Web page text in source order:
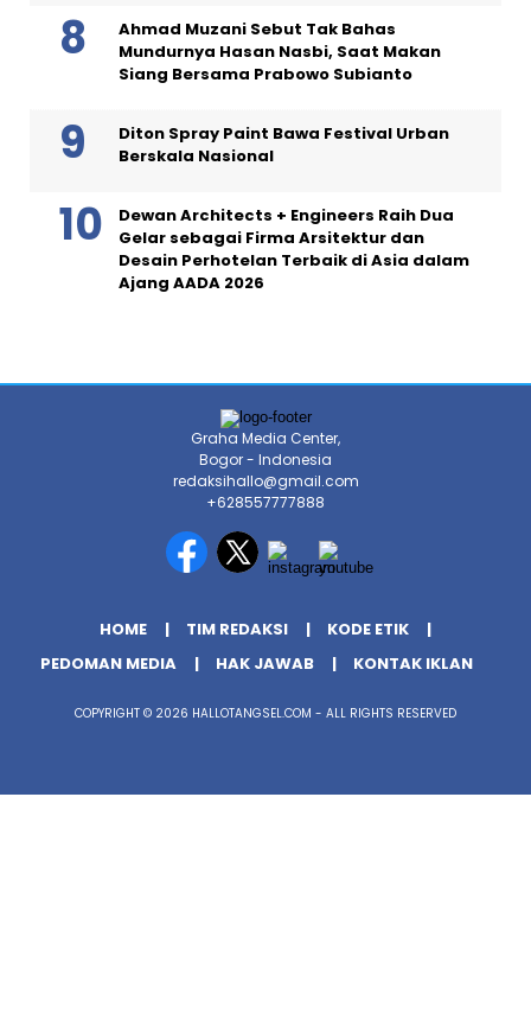
Ahmad Muzani Sebut Tak Bahas
Mundurnya Hasan Nasbi, Saat Makan
Siang Bersama Prabowo Subianto
Diton Spray Paint Bawa Festival Urban
Berskala Nasional
Dewan Architects + Engineers Raih Dua
Gelar sebagai Firma Arsitektur dan
Desain Perhotelan Terbaik di Asia dalam
Ajang AADA 2026
Graha Media Center,
Bogor - Indonesia
redaksihallo@gmail.com
+628557777888
HOME TIM REDAKSI
KODE ETIK
PEDOMAN MEDIA
HAK JAWAB KONTAK IKLAN
COPYRIGHT © 2026 HALLOTANGSEL.COM - ALL RIGHTS RESERVED